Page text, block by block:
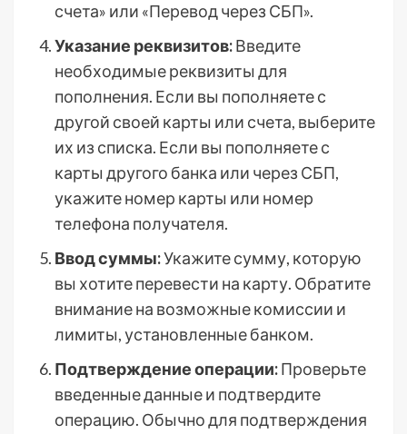
счета» или «Перевод через СБП».
Указание реквизитов:Введите
необходимые реквизиты для
пополнения. Если вы пополняете с
другой своей карты или счета, выберите
их из списка. Если вы пополняете с
карты другого банка или через СБП,
укажите номер карты или номер
телефона получателя.
Ввод суммы:Укажите сумму, которую
вы хотите перевести на карту. Обратите
внимание на возможные комиссии и
лимиты, установленные банком.
Подтверждение операции:Проверьте
введенные данные и подтвердите
операцию. Обычно для подтверждения